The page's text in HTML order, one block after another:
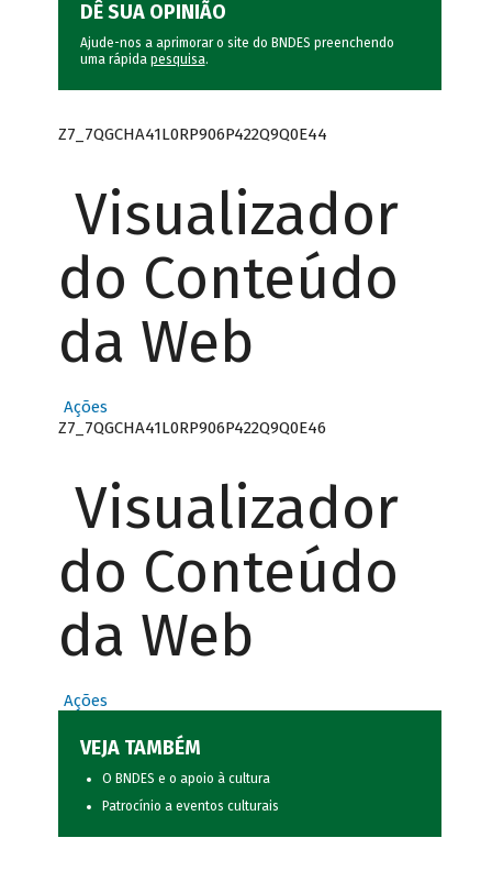
DÊ SUA OPINIÃO
Ajude-nos a aprimorar o site do BNDES preenchendo
uma rápida pesquisa.
Z7_7QGCHA41L0RP906P422Q9Q0E44
Visualizador
do Conteúdo
da Web
Ações
Z7_7QGCHA41L0RP906P422Q9Q0E46
Visualizador
do Conteúdo
da Web
Ações
VEJA TAMBÉM
O BNDES e o apoio à cultura
Patrocínio a eventos culturais